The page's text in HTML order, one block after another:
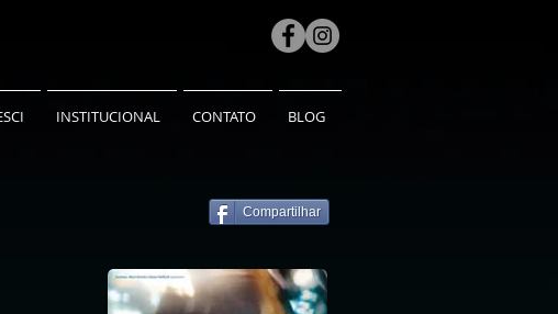
INSTITUCIONAL CONTATO BLOG
Compartilhar